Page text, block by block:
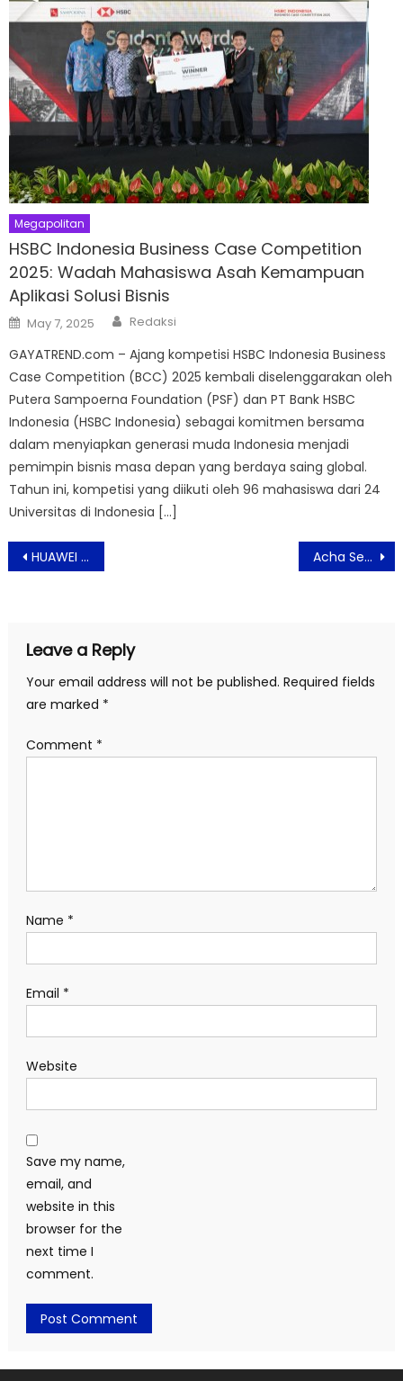
Megapolitan
HSBC Indonesia Business Case Competition
2025: Wadah Mahasiswa Asah Kemampuan
Aplikasi Solusi Bisnis
Posted
on
May 7, 2025 Author
Redaksi
GAYATREND.com – Ajang kompetisi HSBC Indonesia Business
Case Competition (BCC) 2025 kembali diselenggarakan oleh
Putera Sampoerna Foundation (PSF) dan PT Bank HSBC
Indonesia (HSBC Indonesia) sebagai komitmen bersama
dalam menyiapkan generasi muda Indonesia menjadi
pemimpin bisnis masa depan yang berdaya saing global.
Tahun ini, kompetisi yang diikuti oleh 96 mahasiswa dari 24
Universitas di Indonesia […]
Post
navigation
HUAWEI Mate X6 Tampil Ramping, Elegan Dengan Fitur Performa Kamera Unggulan untuk Pengalaman Multitasking Acha Septriasa Terjebak Syirik, Dosa Besar yang Tak Terampuni di Oodrat 2
Leave a Reply
Your email address will not be published. Required fields
are marked *
Comment *
Name *
Email *
Website
Save my name,
email, and
website in this
browser for the
next time I
comment.